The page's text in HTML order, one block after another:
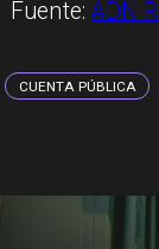
Fuente:ADN
CUENTA PÚBLICA